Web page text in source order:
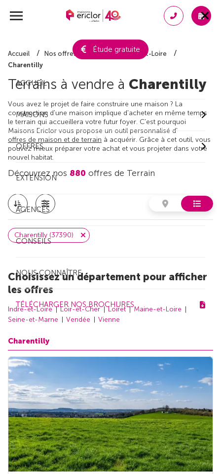
Étude gratuite
ACCUEIL
MAISONS
OFFRES
EXTENSION
AGENCES
CONSEILS
NOUS CONNAÎTRE
TÉLÉCHARGER NOS BROCHURES
Accueil Nos offres de terrain
Indre-et-Loire
Charentilly
Terrains à vendre à Charentilly
Vous avez le projet de faire construire une maison ? La
construction d'une maison implique d'acheter en même temps
le terrain qui accueillera votre futur foyer. C'est pourquoi
Maisons Ericlor vous propose un outil personnalisé d'
offres de maison et de terrain à acquérir. Grâce à cet outil, vous
pouvez mieux préparer votre achat et vous projeter dans votre
nouvel habitat.
Découvrez nos 880 offres de Terrain
Charentilly (37390)
Choisissez un département pour afficher
les offres
Indre-et-Loire Loir-et-Cher Loiret
Maine-et-Loire
Seine-et-Marne
Vendée Vienne
Charentilly